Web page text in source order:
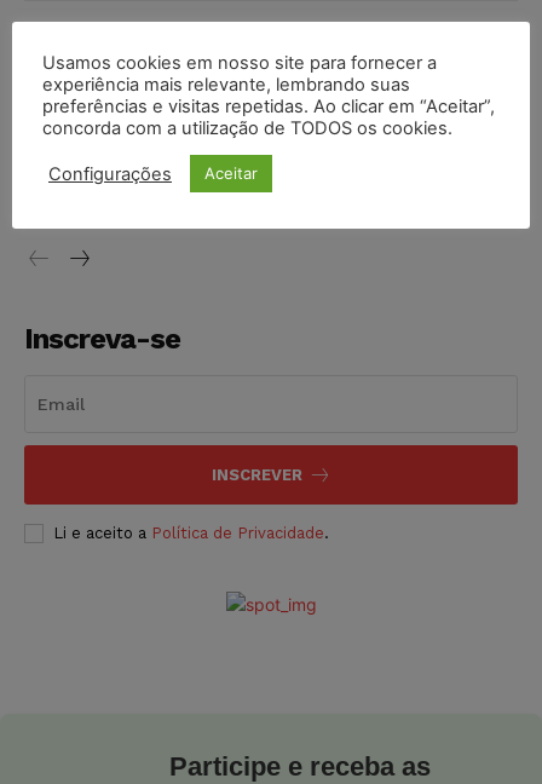
TSE reforça que sistemas das urnas eletrônicas tornam-se
invioláveis após assinatura digital e lacração
NOTÍCIAS 06/08/2026
STF inicia julgamento sobre constitucionalidade da
proibição dos jogos de azar no Brasil
Inscreva-se
INSCREVER
Li e aceito a Política de Privacidade.
Participe e receba as
Usamos cookies em nosso site para fornecer a
experiência mais relevante, lembrando suas
preferências e visitas repetidas. Ao clicar em “Aceitar”,
concorda com a utilização de TODOS os cookies.
Configurações Aceitar